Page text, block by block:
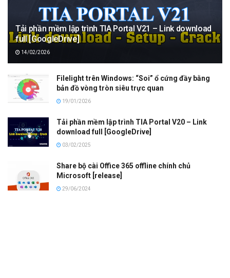
Tải phần mềm lập trình TIA Portal V21 – Link download
full [GoogleDrive]
14/02/2026
Filelight trên Windows: “Soi” ổ cứng đầy bằng
bản đồ vòng tròn siêu trực quan
19/01/2026
Tải phần mềm lập trình TIA Portal V20 – Link
download full [GoogleDrive]
03/02/2025
Share bộ cài Office 365 offline chính chủ
Microsoft [release]
29/06/2024